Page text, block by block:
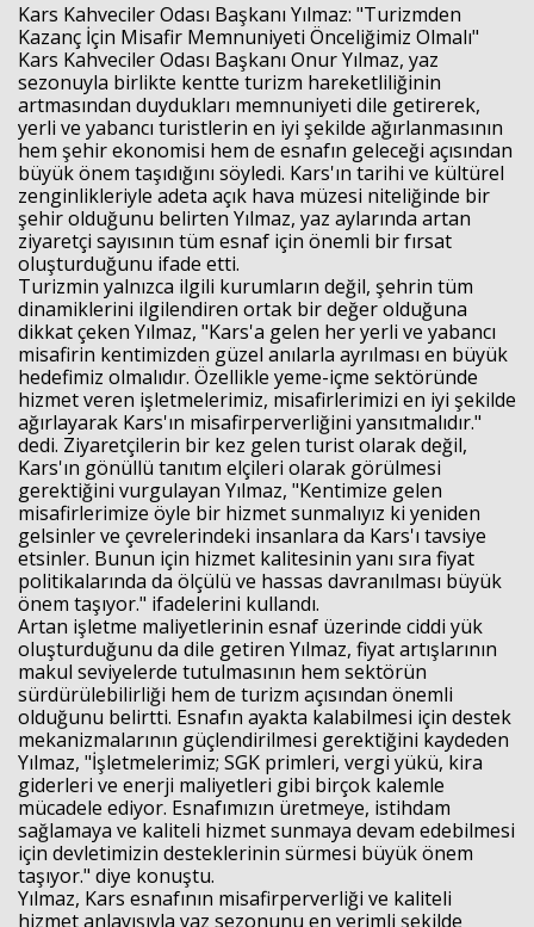
Kars Kahveciler Odası Başkanı Yılmaz: "Turizmden
Kazanç İçin Misafir Memnuniyeti Önceliğimiz Olmalı"
Kars Kahveciler Odası Başkanı Onur Yılmaz, yaz
sezonuyla birlikte kentte turizm hareketliliğinin
artmasından duydukları memnuniyeti dile getirerek,
yerli ve yabancı turistlerin en iyi şekilde ağırlanmasının
hem şehir ekonomisi hem de esnafın geleceği açısından
büyük önem taşıdığını söyledi. Kars'ın tarihi ve kültürel
zenginlikleriyle adeta açık hava müzesi niteliğinde bir
şehir olduğunu belirten Yılmaz, yaz aylarında artan
ziyaretçi sayısının tüm esnaf için önemli bir fırsat
oluşturduğunu ifade etti.
Turizmin yalnızca ilgili kurumların değil, şehrin tüm
dinamiklerini ilgilendiren ortak bir değer olduğuna
dikkat çeken Yılmaz, "Kars'a gelen her yerli ve yabancı
misafirin kentimizden güzel anılarla ayrılması en büyük
hedefimiz olmalıdır. Özellikle yeme-içme sektöründe
hizmet veren işletmelerimiz, misafirlerimizi en iyi şekilde
ağırlayarak Kars'ın misafirperverliğini yansıtmalıdır."
dedi. Ziyaretçilerin bir kez gelen turist olarak değil,
Kars'ın gönüllü tanıtım elçileri olarak görülmesi
gerektiğini vurgulayan Yılmaz, "Kentimize gelen
misafirlerimize öyle bir hizmet sunmalıyız ki yeniden
gelsinler ve çevrelerindeki insanlara da Kars'ı tavsiye
etsinler. Bunun için hizmet kalitesinin yanı sıra fiyat
politikalarında da ölçülü ve hassas davranılması büyük
önem taşıyor." ifadelerini kullandı.
Artan işletme maliyetlerinin esnaf üzerinde ciddi yük
oluşturduğunu da dile getiren Yılmaz, fiyat artışlarının
makul seviyelerde tutulmasının hem sektörün
sürdürülebilirliği hem de turizm açısından önemli
olduğunu belirtti. Esnafın ayakta kalabilmesi için destek
mekanizmalarının güçlendirilmesi gerektiğini kaydeden
Yılmaz, "İşletmelerimiz; SGK primleri, vergi yükü, kira
giderleri ve enerji maliyetleri gibi birçok kalemle
mücadele ediyor. Esnafımızın üretmeye, istihdam
sağlamaya ve kaliteli hizmet sunmaya devam edebilmesi
için devletimizin desteklerinin sürmesi büyük önem
taşıyor." diye konuştu.
Yılmaz, Kars esnafının misafirperverliği ve kaliteli
hizmet anlayışıyla yaz sezonunu en verimli şekilde
Haberin Doğru Adresi.